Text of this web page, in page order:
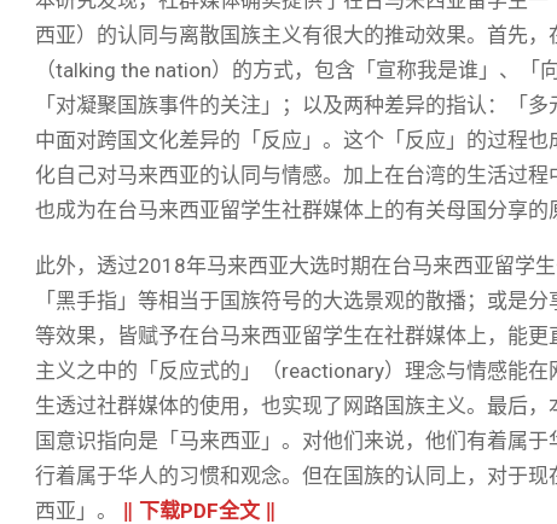
西亚）的认同与离散国族主义有很大的推动效果。首先
（talking the nation）的方式，包含「宣称我是谁」、
「对凝聚国族事件的关注」；以及两种差异的指认：「
中面对跨国文化差异的「反应」。这个「反应」的过程
化自己对马来西亚的认同与情感。加上在台湾的生活过
也成为在台马来西亚留学生社群媒体上的有关母国分享的
此外，透过2018年马来西亚大选时期在台马来西亚留学
「黑手指」等相当于国族符号的大选景观的散播；或是
等效果，皆赋予在台马来西亚留学生在社群媒体上，能
主义之中的「反应式的」（reactionary）理念与情感能
生透过社群媒体的使用，也实现了网路国族主义。最后
国意识指向是「马来西亚」。对他们来说，他们有着属
行着属于华人的习惯和观念。但在国族的认同上，对于
西亚」。
下载PDF全文